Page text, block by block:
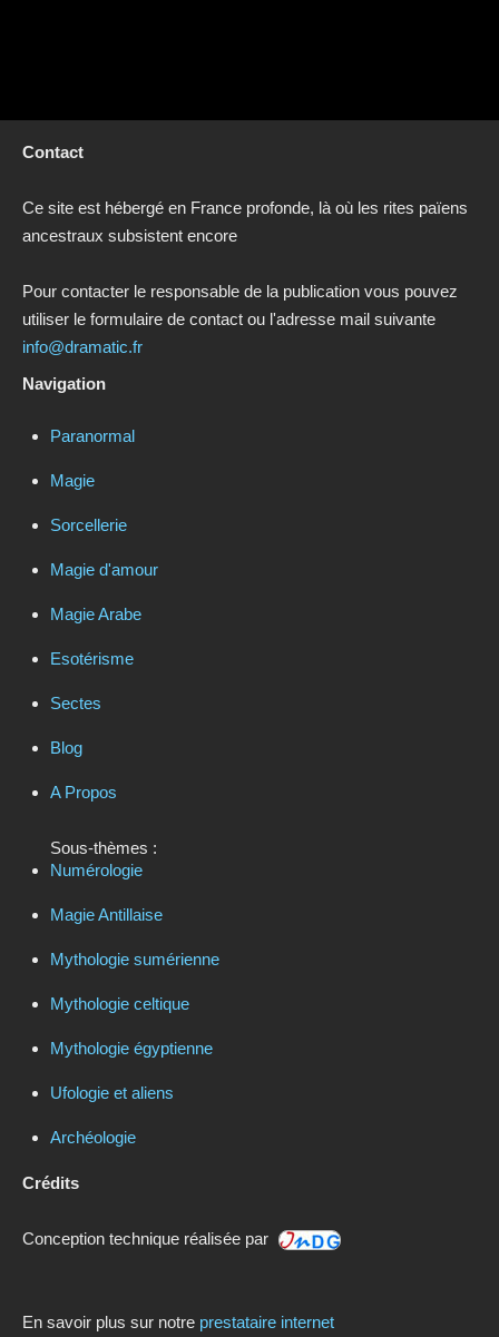
Contact
Ce site est hébergé en France profonde, là où les rites païens
ancestraux subsistent encore
Pour contacter le responsable de la publication vous pouvez
utiliser le formulaire de contact ou l'adresse mail suivante
info@dramatic.fr
Navigation
Paranormal
Magie
Sorcellerie
Magie d'amour
Magie Arabe
Esotérisme
Sectes
Blog
A Propos
Sous-thèmes :
Numérologie
Magie Antillaise
Mythologie sumérienne
Mythologie celtique
Mythologie égyptienne
Ufologie et aliens
Archéologie
Crédits
Conception technique réalisée par
En savoir plus sur notre prestataire internet